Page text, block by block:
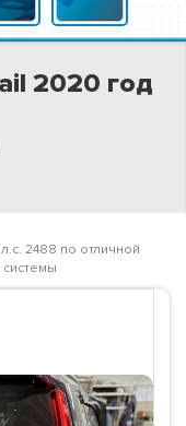
2020 год
2488 по отличной